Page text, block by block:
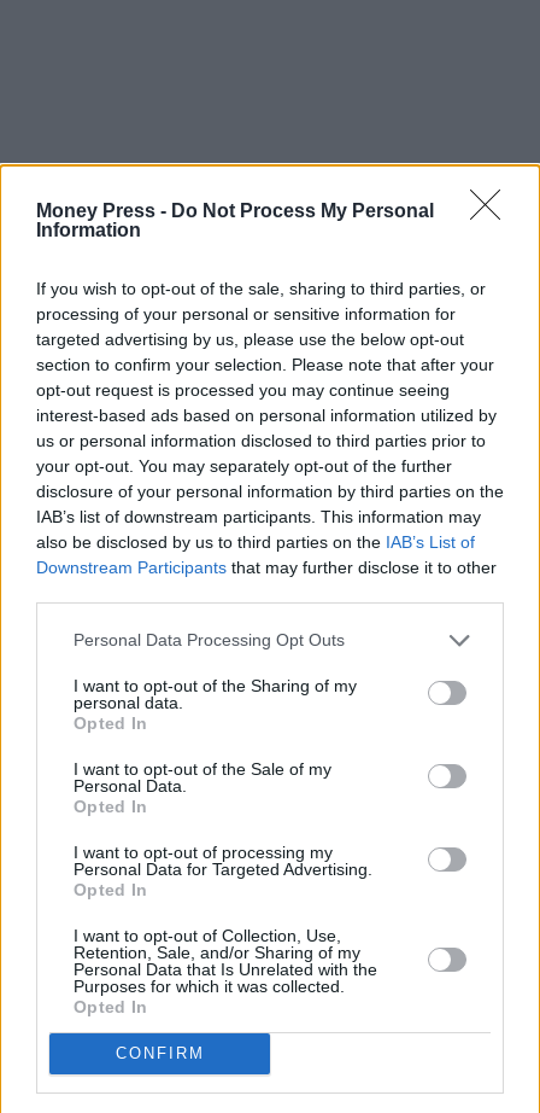
Money Press - Do Not Process My Personal
Information
If you wish to opt-out of the sale, sharing to third parties, or
processing of your personal or sensitive information for
targeted advertising by us, please use the below opt-out
section to confirm your selection. Please note that after your
opt-out request is processed you may continue seeing
interest-based ads based on personal information utilized by
us or personal information disclosed to third parties prior to
your opt-out. You may separately opt-out of the further
disclosure of your personal information by third parties on the
IAB’s list of downstream participants. This information may
also be disclosed by us to third parties on the IAB’s List of
Downstream Participants that may further disclose it to other
Personal Data Processing Opt Outs
I want to opt-out of the Sharing of my
personal data.
Opted In
I want to opt-out of the Sale of my
Personal Data.
Opted In
I want to opt-out of processing my
Personal Data for Targeted Advertising.
Opted In
I want to opt-out of Collection, Use,
Retention, Sale, and/or Sharing of my
Personal Data that Is Unrelated with the
Purposes for which it was collected.
Opted In
CONFIRM